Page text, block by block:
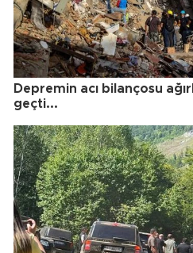
Depremin acı bilançosu
geçti...